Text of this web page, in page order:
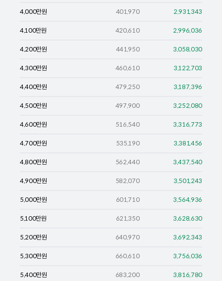
4,000만원 401,970 2,931,343
4,100만원 420,610 2,996,036
4,200만원 441,950 3,058,030
4,300만원 460,610 3,122,703
4,400만원 479,250 3,187,396
4,500만원 497,900 3,252,080
4,600만원 516,540 3,316,773
4,700만원 535,190 3,381,456
4,800만원 562,440 3,437,540
4,900만원 582,070 3,501,243
5,000만원 601,710 3,564,936
5,100만원 621,350 3,628,630
5,200만원 640,970 3,692,343
5,300만원 660,610 3,756,036
5,400만원 683,200 3,816,780